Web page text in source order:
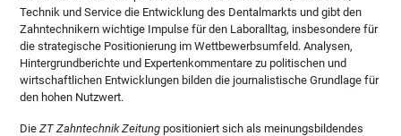
Technik und Service die Entwicklung des Dentalmarkts und gibt den
Zahntechnikern wichtige Impulse für den Laboralltag, insbesondere für
die strategische Positionierung im Wettbewerbsumfeld. Analysen,
Hintergrundberichte und Expertenkommentare zu politischen und
wirtschaftlichen Entwicklungen bilden die journalistische Grundlage für
den hohen Nutzwert.
DieZT Zahntechnik Zeitung positioniert sich als meinungsbildendes